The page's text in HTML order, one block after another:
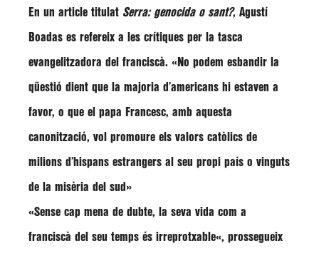
En un article titulat Serra: genocida o sant?, Agustí
Boadas es refereix a les crítiques per la tasca
evangelitzadora del franciscà. «No podem esbandir la
qüestió dient que la majoria d’americans hi estaven a
favor, o que el papa Francesc, amb aquesta
canonització, vol promoure els valors catòlics de
milions d’hispans estrangers al seu propi país o vinguts
de la misèria del sud»
«Sense cap mena de dubte, la seva vida com a
franciscà del seu temps és irreprotxable«, prossegueix